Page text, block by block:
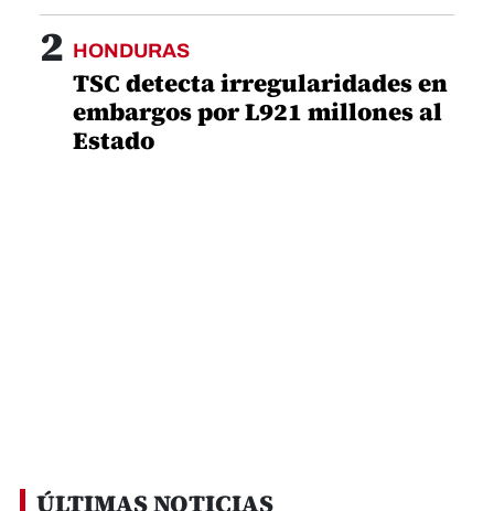
2 HONDURAS
TSC detecta irregularidades en
embargos por L921 millones al
Estado
ÚLTIMAS NOTICIAS